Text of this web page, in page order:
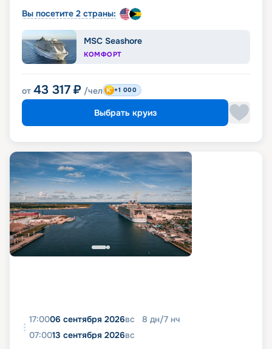
Вы посетите 2 страны:
MSC Seashore
КОМФОРТ
от 43 317 ₽ /чел +1 000
Выбрать круиз
17:0006 сентября 2026вс 8 дн/7 нч
07:0013 сентября 2026вс